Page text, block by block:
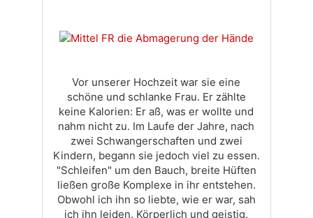
Vor unserer Hochzeit war sie eine
schöne und schlanke Frau. Er zählte
keine Kalorien: Er aß, was er wollte und
nahm nicht zu. Im Laufe der Jahre, nach
zwei Schwangerschaften und zwei
Kindern, begann sie jedoch viel zu essen.
"Schleifen" um den Bauch, breite Hüften
ließen große Komplexe in ihr entstehen.
Obwohl ich ihn so liebte, wie er war, sah
ich ihn leiden. Körperlich und geistig.